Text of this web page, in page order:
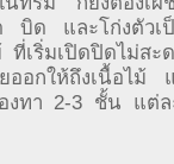
บิด และโก่งตัวเ
ที่เริ่มเปิดปิดไม่สะ
อกให้ถึงเนื้อไม้
งทา 2-3 ชั้น แต่ล